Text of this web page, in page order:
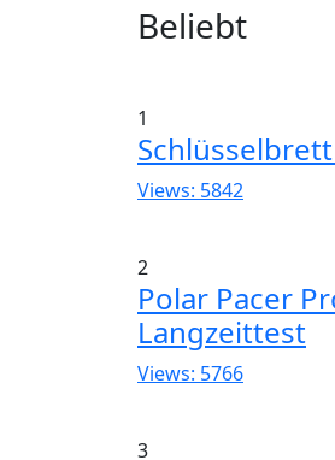
WidgetsBeliebt
1
Schlüsselbrett
Views: 5842
2
Polar Pacer
Langzeittest
Views: 5766
3